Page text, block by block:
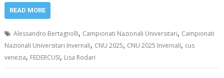
READ MORE
Alessandro Bertagnolli, Campionati Nazionali Universitari, Campionati
Nazionali Universitari Invernali, CNU 2025, CNU 2025 Invernali, cus
venezia, FEDERCUSI, Lisa Rodari